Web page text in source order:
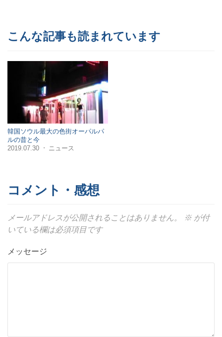
こんな記事も読まれています
韓国ソウル最大の色街オーパルパ
ルの昔と今
2019.07.30
・ ニュース
コメント・感想
メールアドレスが公開されることはありません。 ※ が付
いている欄は必須項目です
メッセージ